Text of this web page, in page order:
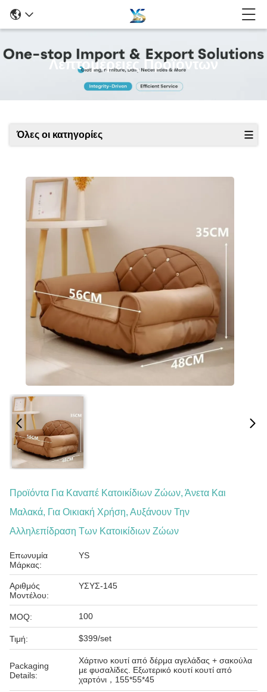
Λεπτομέρειες Προϊόντων
Όλες οι κατηγορίες
Προϊόντα Για Καναπέ Κατοικίδιων Ζώων, Άνετα Και
Μαλακά, Για Οικιακή Χρήση, Αυξάνουν Την
Αλληλεπίδραση Των Κατοικίδιων Ζώων
Επωνυμία
Μάρκας:
YS
Αριθμός
Μοντέλου:
ΥΣΥΣ-145
MOQ: 100
Τιμή: $399/set
Packaging
Details:
Χάρτινο κουτί από δέρμα αγελάδας + σακούλα
με φυσαλίδες. Εξωτερικό κουτί κουτί από
χαρτόνι，155*55*45